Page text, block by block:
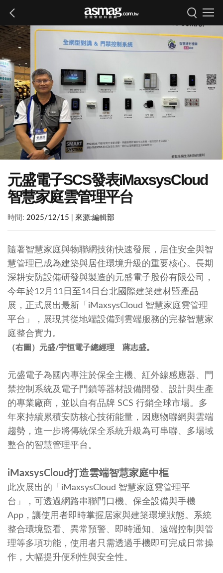
元盛電子SCS發表iMaxsysCloud
智慧家庭雲管理平台
時間: 2025/12/15 來源:編輯部
隨著智慧家庭與物聯網技術快速發展，居住安全與智
慧管理已成為建築與居住環境升級的重要核心。長期
深耕安防設備研發與製造的元盛電子股份有限公司，
今年於12月11日至14日台北國際建築建材暨產品
展，正式展出最新「iMaxsysCloud 智慧家庭雲管理
平台」，展現其從地端設備到雲端服務的完整智慧家
庭整合實力。
（右圖）元盛/宇恒電子總經理 蔣志盛。
元盛電子為國內專注於保全主機、紅外線感應器、門
禁控制系統及電子門鎖等器材設備開發、設計與生產
的專業廠商，並以自有品牌 SCS 行銷全球市場。多
年來持續累積安防核心技術能量，因應物聯網與雲端
趨勢，進一步將傳統保全系統升級為可串聯、多場域
整合的智慧管理平台。
iMaxsysCloud打造雲端智慧家庭中樞
此次展出的「iMaxsysCloud 智慧家庭雲管理平
台」，可透過網路串聯門口機、保全設備與手機
App，讓使用者即時掌握居家與建築環境狀態。系統
整合環境監看、異常預警、即時通知、遠端控制與管
理等多項功能，使用者只需透過手機即可完成日常操
作，大幅提升便利性與安全性。